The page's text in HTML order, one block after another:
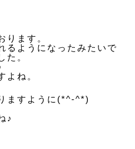
ります。
るようになったみたいで
た。
よね。
ますように(*^-^*)
♪